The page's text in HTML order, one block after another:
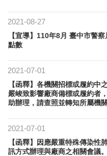
2021-08-27
【宣導】110年8月 臺中市警
點數
2021-07-01
【函釋】各機關招標或履約中
嚴峻致影響廠商備標或履約者
助辦理，請查照並轉知所屬機
2021-07-01
【函釋】因應嚴重特殊傳染性
訊方式辦理與廠商之相關會議。